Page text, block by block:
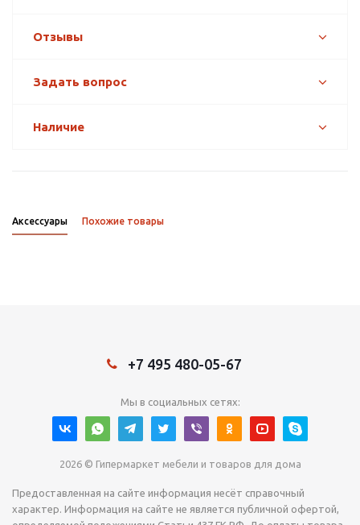
Отзывы
Задать вопрос
Наличие
Аксессуары Похожие товары
+7 495 480-05-67
Мы в социальных сетях:
2026 © Гипермаркет мебели и товаров для дома
Предоставленная на сайте информация несёт справочный
характер. Информация на сайте не является публичной офертой,